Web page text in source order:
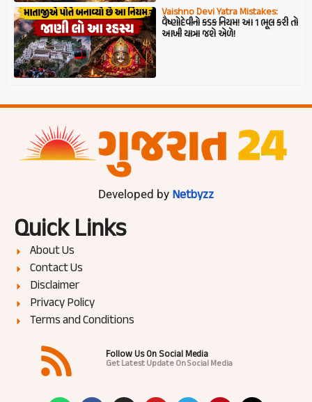
Vaishno Devi Yatra Mistakes:
વૈષ્ણોદેવીનો કડક નિયમ! આ 1 ભૂલ કરી તો
આખી યાત્રા જશે એળે!
Developed by Netbyzz
Quick Links
About Us
Contact Us
Disclaimer
Privacy Policy
Terms and Conditions
Follow Us On Social Media
Get Latest Update On Social Media